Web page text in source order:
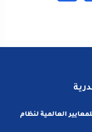
العالمية لنظام